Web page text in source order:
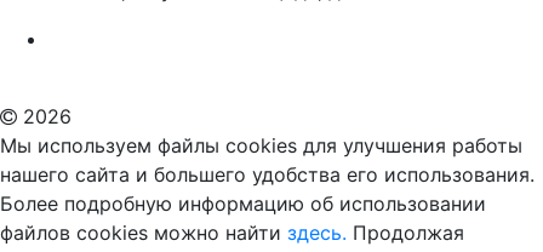
2026
Мы используем файлы cookies для улучшения работы
нашего сайта и большего удобства его использования.
Более подробную информацию об использовании
файлов cookies можно найти здесь. Продолжая